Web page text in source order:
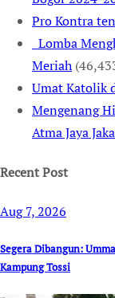
Pro Kontra
Lomba
Meriah
Umat Katolik
Mengenang
Atma Jaya
Recent Post
Aug 7, 2026
Segera Dibangun:
Kampung Tossi